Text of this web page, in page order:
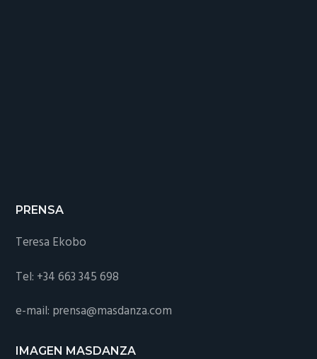
PRENSA
Teresa Ekobo
Tel: +34 663 345 698
e-mail: prensa@masdanza.com
IMAGEN MASDANZA